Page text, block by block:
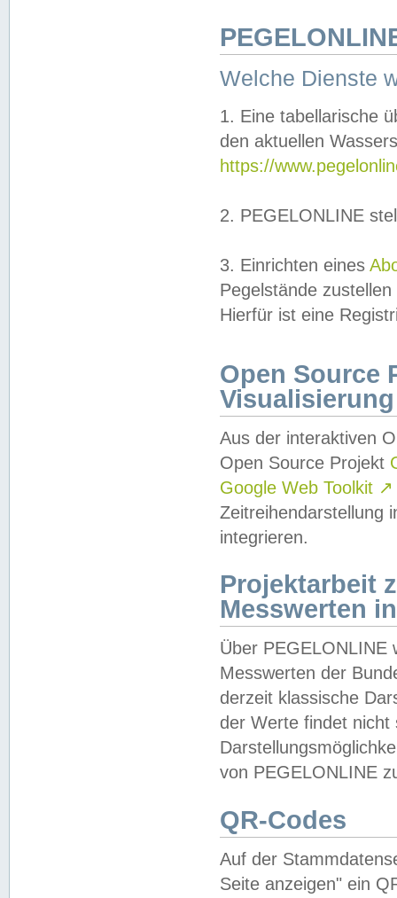
Welche Dienste
1. Eine tabellarische
den aktuellen
https://
2. PEGELONLINE
3. Einrichten eines
Pegelstände
Hierfür ist eine
Open Source
Visualisierung
Aus der interaktiven
Open Source Projekt
Google Web Toolkit ↗
Zeitreihendarstellung
integrieren.
Projektarbeit
Messwerten
Über PEGELONLINE
Messwerten der
derzeit klassische
der Werte findet
von PEGELONLINE
QR-Codes
Auf der
Seite anzeigen" ein